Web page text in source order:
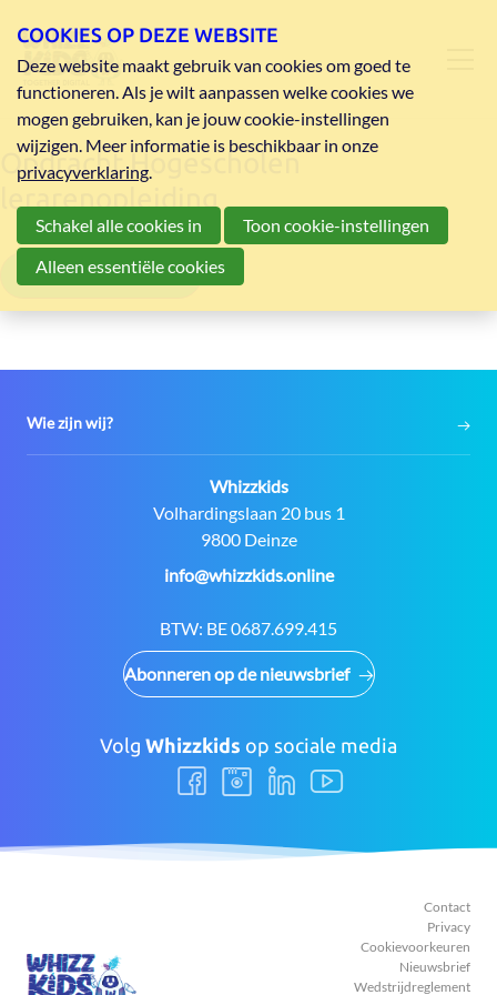
Opdracht Hogescholen
lerarenopleiding
Opdracht Automatus
Wie zijn wij?
Contact:
Whizzkids
Adres:
Volhardingslaan 20 bus 1
9800 Deinze
E-
info@whizzkids.online
BTW: BE 0687.699.415
Abonneren op de nieuwsbrief
Volg Whizzkids op sociale media
Volg
ons
Volg
ons
Volg
ons
Volg
ons
Contact
Privacy
Cookievoorkeuren
Nieuwsbrief
Wedstrijdreglement
COOKIES OP DEZE WEBSITE
Deze website maakt gebruik van cookies om goed te
functioneren. Als je wilt aanpassen welke cookies we
mogen gebruiken, kan je jouw cookie-instellingen
wijzigen. Meer informatie is beschikbaar in onze
privacyverklaring.
Schakel alle cookies in
Toon cookie-instellingen
Alleen essentiële cookies